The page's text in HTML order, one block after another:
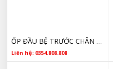
ỐP ĐẦU BỆ TRƯỚC CHÂN TRƯỚC MAZDA BT-50
Liên hệ: 0354.808.808